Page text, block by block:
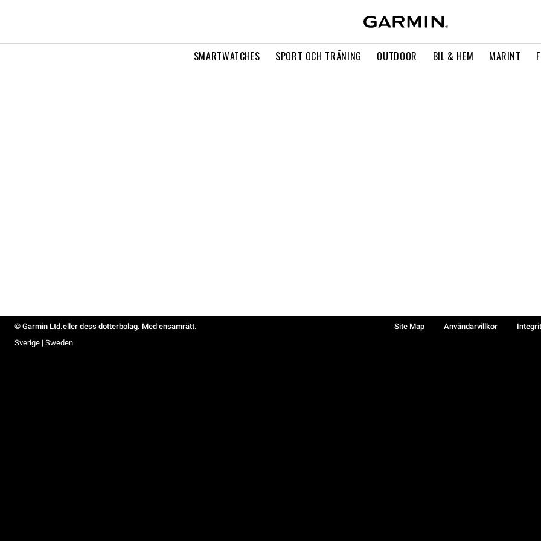
SMARTWATCHES SPORT OCH TRÄNING OUTDOOR BIL & HEM MARINT
© Garmin Ltd.eller dess dotterbolag. Med ensamrätt. Site Map Användarvillkor
Sverige | Sweden